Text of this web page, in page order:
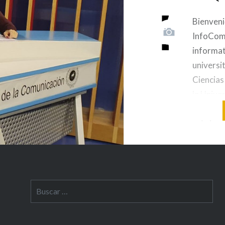
es el
más
los